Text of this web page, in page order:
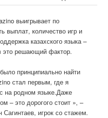
выигрывает по
выплат, количество игр и
казахского языка –
это решающий фактор.
принципиально найти
стал первым, где я
на родном языке.Даже
– это дорогого стоит », –
игрок со стажем.